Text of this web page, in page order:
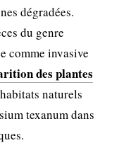
dégradées.
du genre
comme invasive
des plantes
naturels
texanum dans